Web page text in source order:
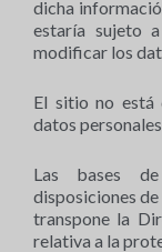
dicha
estaría sujeto
modificar los
El sitio no está
datos
Las bases
disposiciones
transpone la
relativa a la